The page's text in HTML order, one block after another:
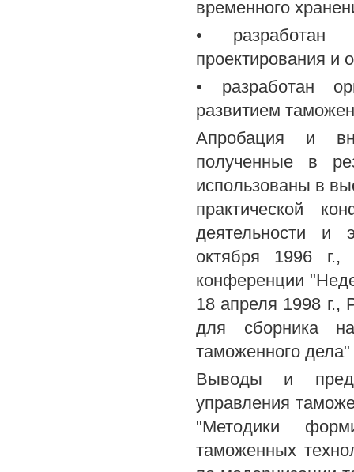
временного
• разработан
проектирования и
• разработан
развитием
Апробация и
полученные в
использованы в
практической
деятельности и
октября 1996 г.,
конференции
18 апреля 1998 г.,
для сборника
таможенного
Выводы и
управления
"Методики
таможенных